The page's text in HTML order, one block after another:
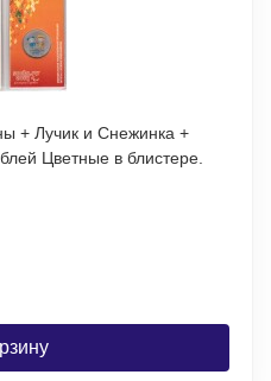
Цветные в блистере.